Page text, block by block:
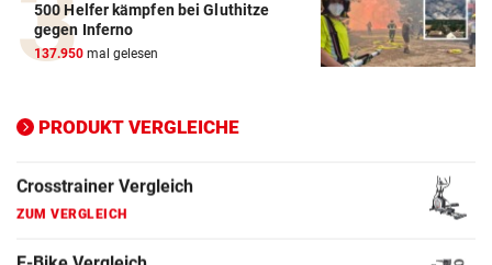
500 Helfer kämpfen bei Gluthitze
gegen Inferno
137.950 mal gelesen
PRODUKT VERGLEICHE
ZUM VERGLEICH
ZUM VERGLEICH
Fahrrad Test
ZUM VERGLEICH